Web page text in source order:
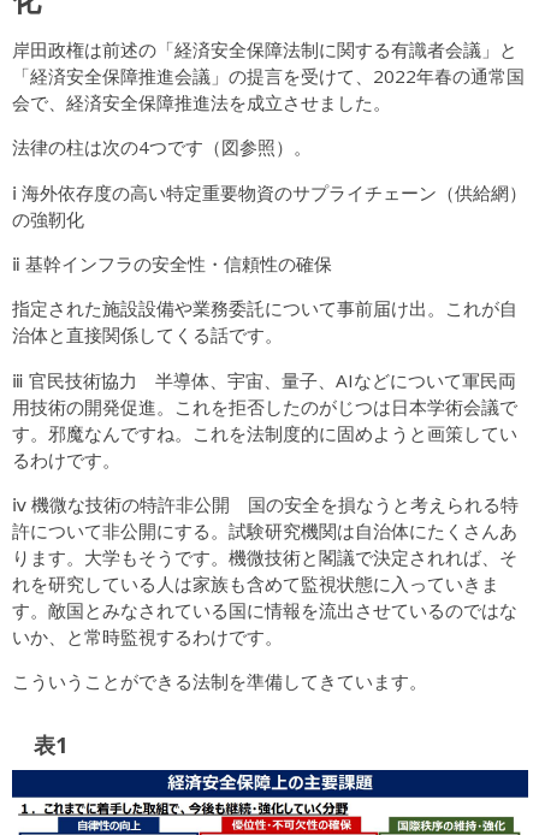
岸田政権は前述の「経済安全保障法制に関する有識者会議」と
「経済安全保障推進会議」の提言を受けて、2022年春の通常国
会で、経済安全保障推進法を成立させました。
法律の柱は次の4つです（図参照）。
ⅰ 海外依存度の高い特定重要物資のサプライチェーン（供給網）
の強靭化
ⅱ 基幹インフラの安全性・信頼性の確保
指定された施設設備や業務委託について事前届け出。これが自
治体と直接関係してくる話です。
ⅲ 官民技術協力 半導体、宇宙、量子、AIなどについて軍民両
用技術の開発促進。これを拒否したのがじつは日本学術会議で
す。邪魔なんですね。これを法制度的に固めようと画策してい
るわけです。
ⅳ 機微な技術の特許非公開 国の安全を損なうと考えられる特
許について非公開にする。試験研究機関は自治体にたくさんあ
ります。大学もそうです。機微技術と閣議で決定されれば、そ
れを研究している人は家族も含めて監視状態に入っていきま
す。敵国とみなされている国に情報を流出させているのではな
いか、と常時監視するわけです。
こういうことができる法制を準備してきています。
表1